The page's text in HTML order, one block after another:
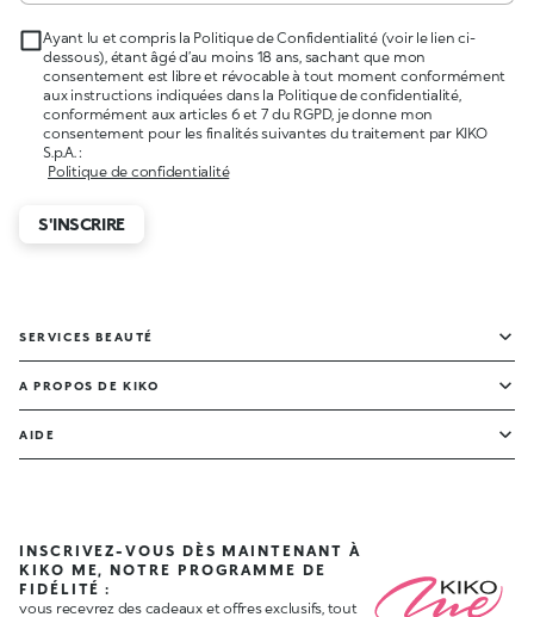
Ayant lu et compris la Politique de Confidentialité (voir le lien ci-
dessous), étant âgé d’au moins 18 ans, sachant que mon
consentement est libre et révocable à tout moment conformément
aux instructions indiquées dans la Politique de confidentialité,
conformément aux articles 6 et 7 du RGPD, je donne mon
consentement pour les finalités suivantes du traitement par KIKO
S.p.A. :
Politique de confidentialité
S'INSCRIRE
SERVICES BEAUTÉ
A PROPOS DE KIKO
AIDE
INSCRIVEZ-VOUS DÈS MAINTENANT À
KIKO ME, NOTRE PROGRAMME DE
FIDÉLITÉ :
vous recevrez des cadeaux et offres exclusifs, tout